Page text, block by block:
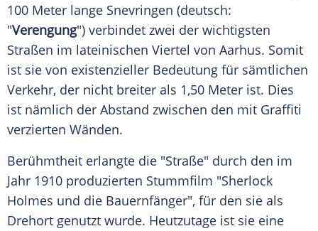
100 Meter lange Snevringen (deutsch:
"Verengung") verbindet zwei der wichtigsten
Straßen im lateinischen Viertel von Aarhus. Somit
ist sie von existenzieller Bedeutung für sämtlichen
Verkehr, der nicht breiter als 1,50 Meter ist. Dies
ist nämlich der Abstand zwischen den mit Graffiti
verzierten Wänden.
Berühmtheit erlangte die "Straße" durch den im
Jahr 1910 produzierten Stummfilm "Sherlock
Holmes und die Bauernfänger", für den sie als
Drehort genutzt wurde. Heutzutage ist sie eine